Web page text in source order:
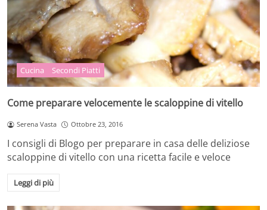
Cucina Secondi Piatti
Come preparare velocemente le scaloppine di vitello
Serena Vasta Ottobre 23, 2016
I consigli di Blogo per preparare in casa delle deliziose
scaloppine di vitello con una ricetta facile e veloce
Leggi di più